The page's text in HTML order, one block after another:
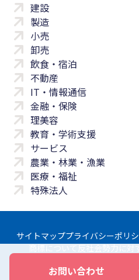
お問い合わせ
建設
製造
小売
卸売
飲食・宿泊
不動産
IT・情報通信
金融・保険
理美容
教育・学術支援
サービス
農業・林業・漁業
医療・福祉
特殊法人
サイトマッププライバシーポリ
商標について 反社会勢力に対
Copyright © Yayoi Co.,